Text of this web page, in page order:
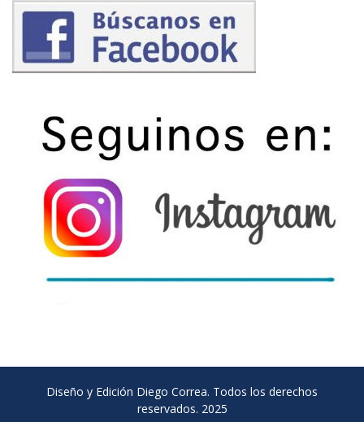
Diseño y Edición Diego Correa. Todos los derechos
reservados. 2025